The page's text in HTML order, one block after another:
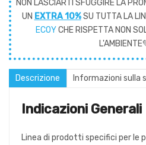
NON LASCIARTI SFUGGIRE LA
UN EXTRA 10%SU TUTTA LA
ECOYCHE RISPETTA NON
Descrizione Informazioni sulla
Indicazioni Generali
Linea di prodotti specifici per le